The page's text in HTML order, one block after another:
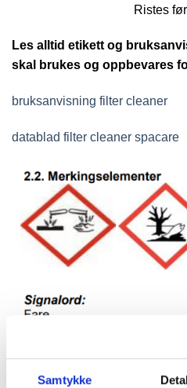
Samtykke
Ristes
Les alltid etikett og
skal brukes og oppbevares
bruksanvisning filter cleaner
datablad filter cleaner spacare